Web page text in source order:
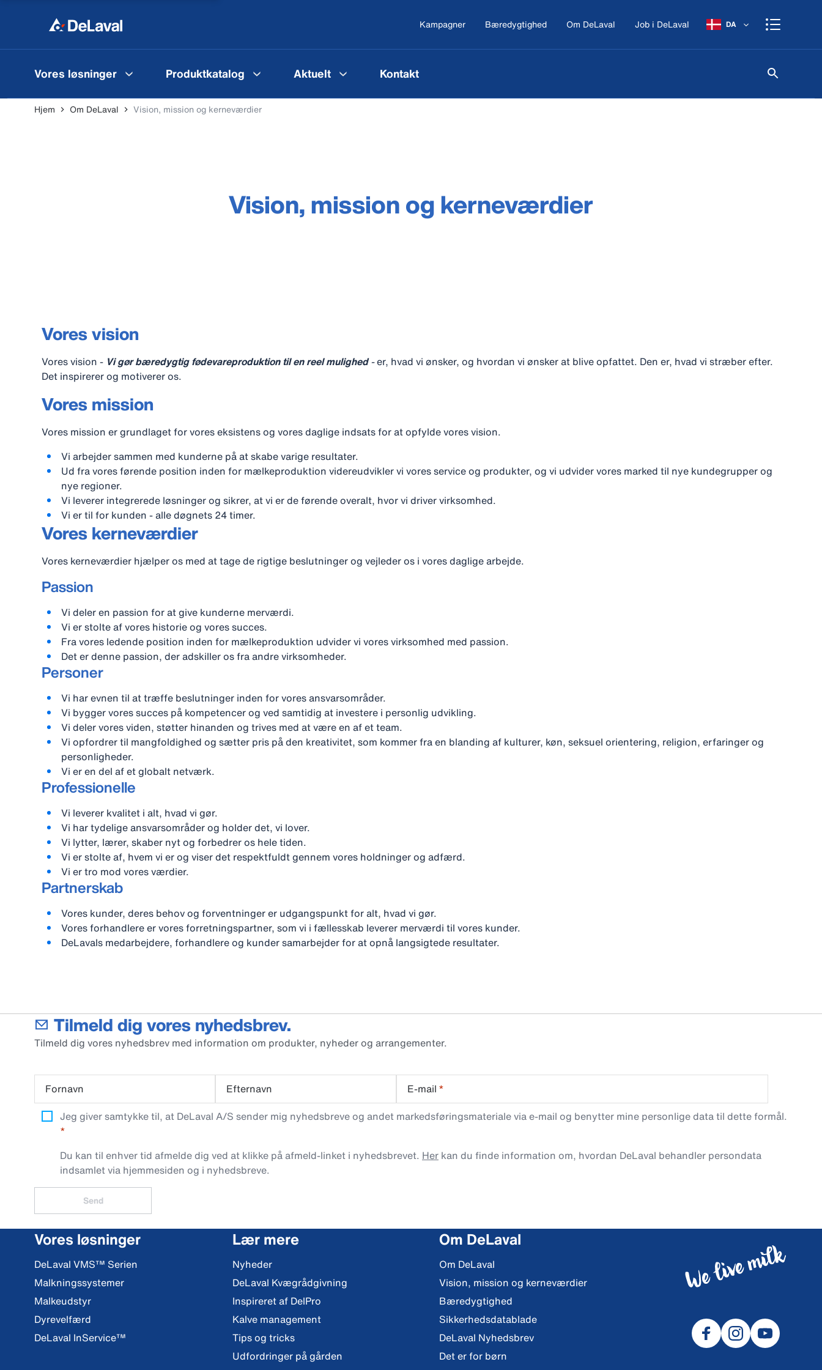
Kampagner Bæredygtighed Om DeLaval Job i DeLaval DA
Vores løsninger Produktkatalog Aktuelt Kontakt
Hjem Om DeLaval Vision, mission og kerneværdier
Vision, mission og kerneværdier
Vores vision
Vores vision - Vi gør bæredygtig fødevareproduktion til en reel mulighed-er, hvad vi ønsker, og hvordan vi ønsker at blive opfattet. Den er, hvad vi stræber efter.
Det inspirerer og motiverer os.
Vores mission
Vores mission er grundlaget for vores eksistens og vores daglige indsats for at opfylde vores vision.
Vi arbejder sammen med kunderne på at skabe varige resultater.
Ud fra vores førende position inden for mælkeproduktion videreudvikler vi vores service og produkter, og vi udvider vores marked til nye kundegrupper og
nye regioner.
Vi leverer integrerede løsninger og sikrer, at vi er de førende overalt, hvor vi driver virksomhed.
Vi er til for kunden - alle døgnets 24 timer.
Vores kerneværdier
Vores kerneværdier hjælper os med at tage de rigtige beslutninger og vejleder os i vores daglige arbejde.
Passion
Vi deler en passion for at give kunderne merværdi.
Vi er stolte af vores historie og vores succes.
Fra vores ledende position inden for mælkeproduktion udvider vi vores virksomhed med passion.
Det er denne passion, der adskiller os fra andre virksomheder.
Personer
Vi har evnen til at træffe beslutninger inden for vores ansvarsområder.
Vi bygger vores succes på kompetencer og ved samtidig at investere i personlig udvikling.
Vi deler vores viden, støtter hinanden og trives med at være en af et team.
Vi opfordrer til mangfoldighed og sætter pris på den kreativitet, som kommer fra en blanding af kulturer, køn, seksuel orientering, religion, erfaringer og
personligheder.
Vi er en del af et globalt netværk.
Professionelle
Vi leverer kvalitet i alt, hvad vi gør.
Vi har tydelige ansvarsområder og holder det, vi lover.
Vi lytter, lærer, skaber nyt og forbedrer os hele tiden.
Vi er stolte af, hvem vi er og viser det respektfuldt gennem vores holdninger og adfærd.
Vi er tro mod vores værdier.
Partnerskab
Vores kunder, deres behov og forventninger er udgangspunkt for alt, hvad vi gør.
Vores forhandlere er vores forretningspartner, som vi i fællesskab leverer merværdi til vores kunder.
DeLavals medarbejdere, forhandlere og kunder samarbejder for at opnå langsigtede resultater.
Tilmeld dig vores nyhedsbrev.
Tilmeld dig vores nyhedsbrev med information om produkter, nyheder og arrangementer.
Fornavn Efternavn E-mail *
Jeg giver samtykke til, at DeLaval A/S sender mig nyhedsbreve og andet markedsføringsmateriale via e-mail og benytter mine personlige data til dette formål.
Du kan til enhver tid afmelde dig ved at klikke på afmeld-linket i nyhedsbrevet. Her kan du finde information om, hvordan DeLaval behandler persondata
indsamlet via hjemmesiden og i nyhedsbreve.
Send
Vores løsninger
DeLaval VMS™ Serien
Malkningssystemer
Malkeudstyr
Dyrevelfærd
DeLaval InService™
Lær mere
Nyheder
DeLaval Kvægrådgivning
Inspireret af DelPro
Kalve management
Tips og tricks
Udfordringer på gården
Om DeLaval
Om DeLaval
Vision, mission og kerneværdier
Bæredygtighed
Sikkerhedsdatablade
DeLaval Nyhedsbrev
Det er for børn